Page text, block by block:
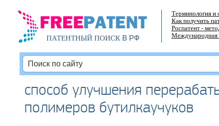
ПАТЕНТНЫЙ ПОИСКВ РФ
Терминология и
Как получить
Роспатент -
Международная
способ улучшения
полимеров бутилкаучуков